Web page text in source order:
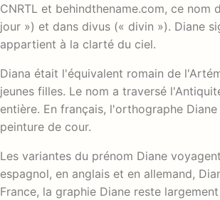
CNRTL et behindthename.com, ce
jour ») et dans divus (« divin »). Diane
appartient à la clarté du ciel.
Diana était l'équivalent romain de
jeunes filles. Le nom a traversé
entière. En français, l'orthographe
peinture de cour.
Les variantes du prénom Diane
espagnol, en anglais et en allemand,
France, la graphie Diane reste